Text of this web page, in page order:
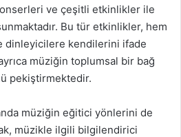
ve çeşitli etkinlikler ile
Bu tür etkinlikler, hem
dinleyicilere kendilerini ifade
müziğin toplumsal bir bağ
pekiştirmektedir.
müziğin eğitici yönlerini de
müzikle ilgili bilgilendirici